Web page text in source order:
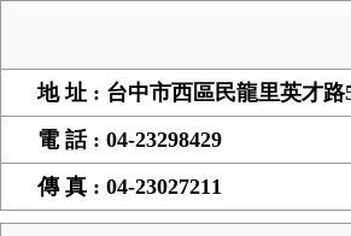
地 址 : 台中市西區民龍里英才路
電 話 : 04-23298429
傳 真 : 04-23027211